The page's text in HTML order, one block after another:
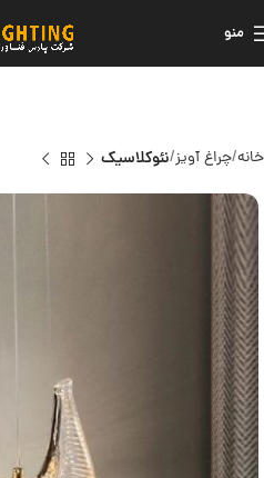
منو
خانه چراغ آویز نئوکلاسیک